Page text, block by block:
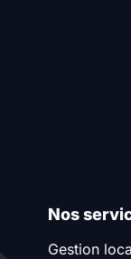
Nos
Gestion